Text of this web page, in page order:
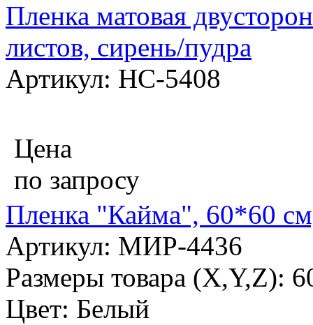
Пленка матовая
листов, сирень/пудра
Артикул: НС-5408
Цена
по запросу
Пленка "Кайма", 60*60
Артикул: МИР-4436
Размеры товара (X,Y,Z):
Цвет: Белый